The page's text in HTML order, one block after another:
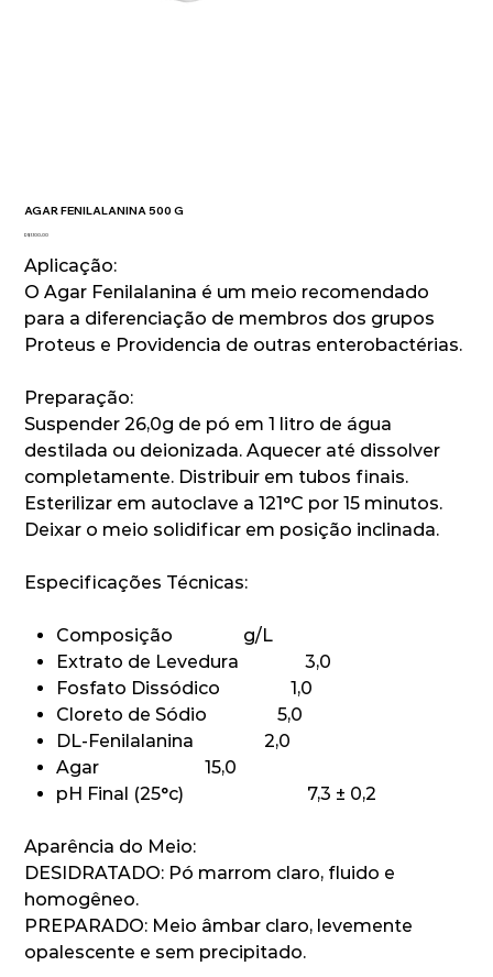
AGAR FENILALANINA 500 G
Preço
R$ 1.100,00
Aplicação:
O Agar Fenilalanina é um meio recomendado
para a diferenciação de membros dos grupos
Proteus e Providencia de outras enterobactérias.
Preparação:
Suspender 26,0g de pó em 1 litro de água
destilada ou deionizada. Aquecer até dissolver
completamente. Distribuir em tubos finais.
Esterilizar em autoclave a 121°C por 15 minutos.
Deixar o meio solidificar em posição inclinada.
Especificações Técnicas:
Composição g/L
Extrato de Levedura 3,0
Fosfato Dissódico 1,0
Cloreto de Sódio 5,0
DL-Fenilalanina 2,0
Agar 15,0
pH Final (25°c) 7,3 ± 0,2
Aparência do Meio:
DESIDRATADO: Pó marrom claro, fluido e
homogêneo.
PREPARADO: Meio âmbar claro, levemente
opalescente e sem precipitado.